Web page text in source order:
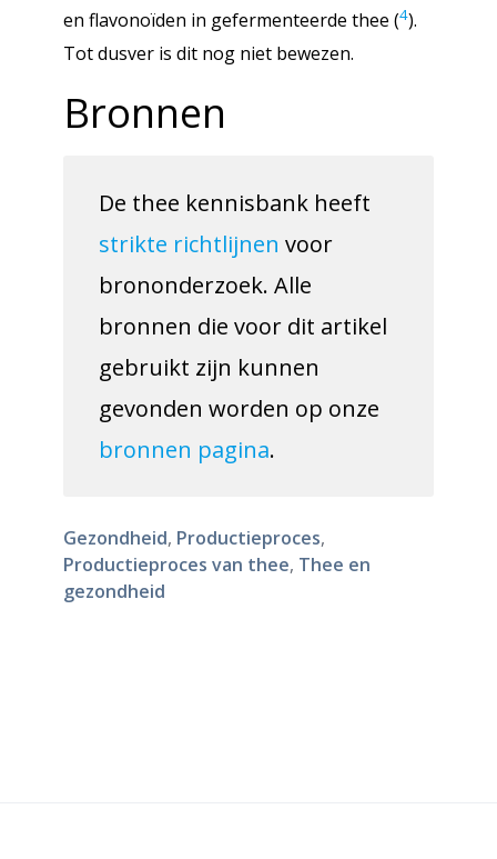
en flavonoïden in gefermenteerde thee (4).
Tot dusver is dit nog niet bewezen.
Bronnen
De thee kennisbank heeft
strikte richtlijnen voor
brononderzoek. Alle
bronnen die voor dit artikel
gebruikt zijn kunnen
gevonden worden op onze
bronnen pagina.
Gezondheid, Productieproces,
Productieproces van thee, Thee en
gezondheid